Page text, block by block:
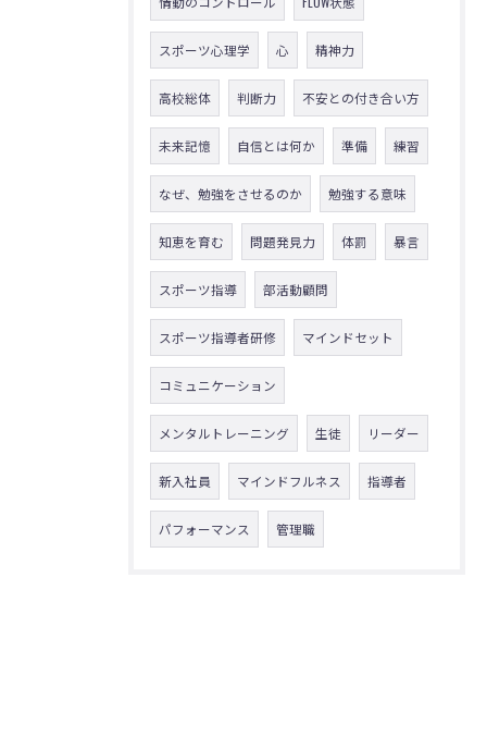
スポーツ心理学 心 精神力
高校総体 判断力 不安との付き合い方
未来記憶 自信とは何か 準備 練習
なぜ、勉強をさせるのか 勉強する意味
知恵を育む 問題発見力 体罰 暴言
スポーツ指導 部活動顧問
スポーツ指導者研修 マインドセット
コミュニケーション
メンタルトレーニング 生徒 リーダー
新入社員 マインドフルネス 指導者
パフォーマンス 管理職